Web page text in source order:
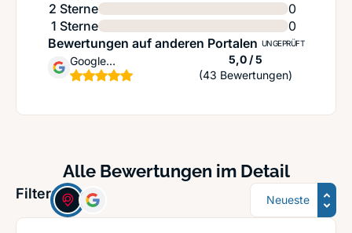
2 Sterne
0
1 Sterne
0
Bewertungen auf anderen Portalen UNGEPRÜFT
Google
Unternehmensprofil
5,0 / 5
(43 Bewertungen)
Alle Bewertungen im Detail
Filter: Sortierung